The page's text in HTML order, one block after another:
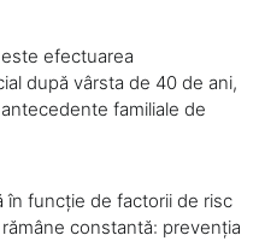
efectuarea
după vârsta de 40 de ani,
familiale de
în funcție de factorii de risc
constantă: prevenția